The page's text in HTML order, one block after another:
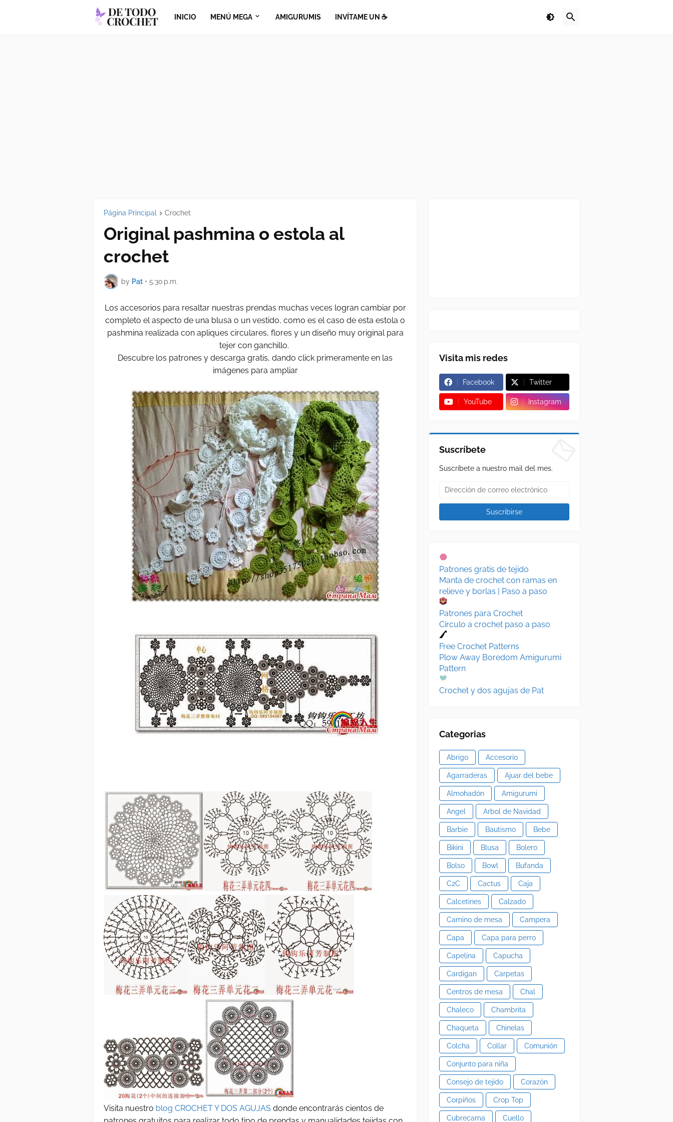
INICIO MENÚ MEGA AMIGURUMIS INVÍTAME UN ☕​
Página Principal Crochet
Original pashmina o estola al
crochet
by Pat • 5:30 p.m.
Los accesorios para resaltar nuestras prendas muchas veces logran cambiar por
completo el aspecto de una blusa o un vestido, como es el caso de esta estola o
pashmina realizada con apliques circulares, flores y un diseño muy original para
tejer con ganchillo.
Descubre los patrones y descarga gratis, dando click primeramente en las
imágenes para ampliar
Visita nuestro blog CROCHET Y DOS AGUJAS donde encontrarás cientos de
Visita mis redes
Facebook Twitter
YouTube Instagram
Suscríbete
Suscríbete a nuestro mail del mes.
Patrones gratis de tejido
Manta de crochet con ramas en
relieve y borlas | Paso a paso
Patrones para Crochet
Círculo a crochet paso a paso
Free Crochet Patterns
Plow Away Boredom Amigurumi
Pattern
Crochet y dos agujas de Pat
Categorias
Abrigo Accesorio
Agarraderas Ajuar del bebe
Almohadón Amigurumi
Angel Arbol de Navidad
Barbie Bautismo Bebe
Bikini Blusa Bolero
Bolso Bowl Bufanda
C2C Cactus Caja
Calcetines Calzado
Camino de mesa Campera
Capa Capa para perro
Capelina Capucha
Cardigan Carpetas
Centros de mesa Chal
Chaleco Chambrita
Chaqueta Chinelas
Colcha Collar Comunión
Conjunto para niña
Consejo de tejido Corazón
Corpiños Crop Top
Cubrecama Cuello